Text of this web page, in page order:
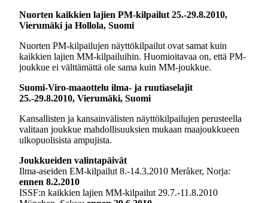
Nuorten kaikkien lajien PM-kilpailut 25.-29.8.2010,
Vierumäki ja Hollola, Suomi
Nuorten PM-kilpailujen näyttökilpailut ovat samat kuin
kaikkien lajien MM-kilpailuihin. Huomioitavaa on, että PM-
joukkue ei välttämättä ole sama kuin MM-joukkue.
Suomi-Viro-maaottelu ilma- ja ruutiaselajit
25.-29.8.2010, Vierumäki, Suomi
Kansallisten ja kansainvälisten näyttökilpailujen perusteella
valitaan joukkue mahdollisuuksien mukaan maajoukkueen
ulkopuolisista ampujista.
Joukkueiden valintapäivät
Ilma-aseiden EM-kilpailut 8.-14.3.2010 Meråker, Norja:
ennen 8.2.2010
ISSF:n kaikkien lajien MM-kilpailut 29.7.-11.8.2010